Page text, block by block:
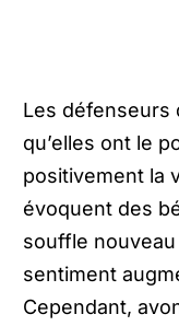
Les défenseurs
qu’elles ont le
positivement la
évoquent des
souffle
sentiment
Cependant,